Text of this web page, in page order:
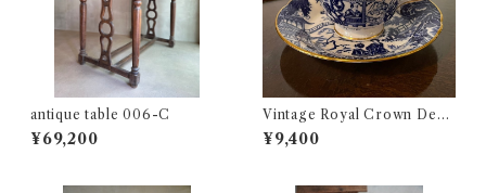
antique table 006-C
¥69,200
Vintage Royal Crown Derb
y | Blue and White Mikado |
カップ＆ソーサ―
¥9,400